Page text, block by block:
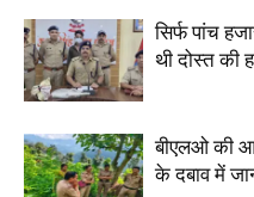
सिर्फ पांच
थी दोस्त की
बीएलओ की
के दबाव में